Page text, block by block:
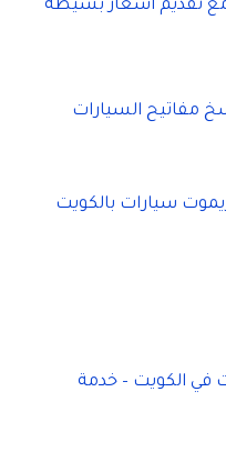
تقديم أسعار بسيطة
مفاتيح السيارات
سيارات بالكويت
في الكويت – خدمة